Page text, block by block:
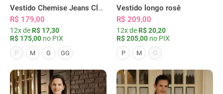
Vestido Chemise Jeans Clássica Serena
R$ 179,00
12x de R$ 17,30
R$ 175,00 no PIX
P
M G GG
Vestido longo rosê
R$ 209,00
12x de R$ 20,20
R$ 205,00 no PIX
P M G